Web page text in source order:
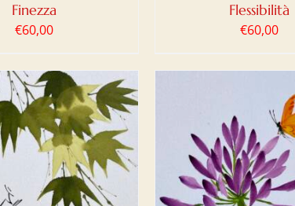
Finezza
€60,00
Flessibilità
€60,00
AL CARRELLO
/
DETTAGLI